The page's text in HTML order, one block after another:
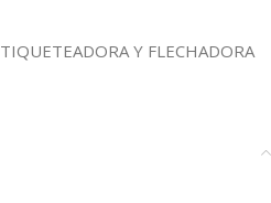
TIQUETEADORA Y FLECHADORA